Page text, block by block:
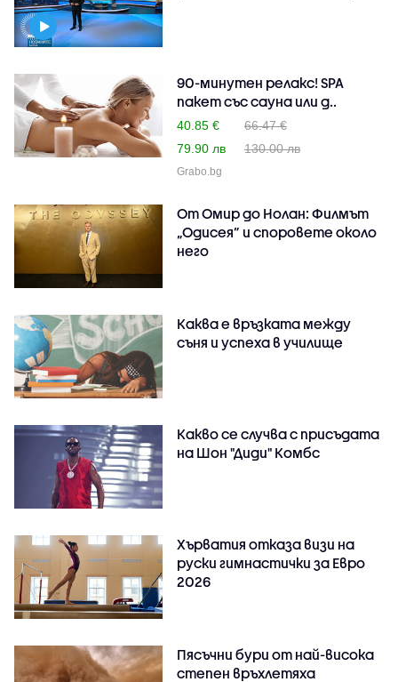
90-минутен релакс! SPA
пакет със сауна или д..
40.85 €
66.47 €
79.90 лв
130.00 лв
Grabo.bg
От Омир до Нолан: Филмът
„Одисея” и споровете около
него
Каква е връзката между
съня и успеха в училище
Какво се случва с присъдата
на Шон "Диди" Комбс
Хърватия отказа визи на
руски гимнастички за Евро
2026
Пясъчни бури от най-висока
степен връхлетяха